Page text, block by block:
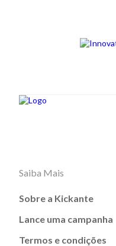
Saiba Mais
Sobre a Kickante
Lance uma campanha
Termos e condições